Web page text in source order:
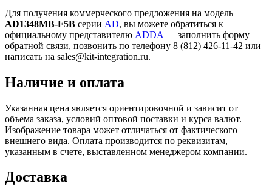
Для получения коммерческого предложения на модель
AD1348MB-F5B серии AD, вы можете обратиться к
официальному представителю ADDA — заполнить форму
обратной связи, позвонить по телефону 8 (812) 426-11-42 или
написать на sales@kit-integration.ru.
Наличие и оплата
Указанная цена является ориентировочной и зависит от
объема заказа, условий оптовой поставки и курса валют.
Изображение товара может отличаться от фактического
внешнего вида. Оплата производится по реквизитам,
указанным в счете, выставленном менеджером компании.
Доставка